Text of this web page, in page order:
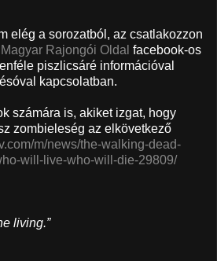
elég a sorozatból, az csatlakozzon
Rajongói Oldal facebook-os
piszlicsáré információval
kapcsolatban.
számára is, akiket izgat, hogy
zombieleség az elkövetkező
m/news/the-walking-dead-
will-live-who-will-die-29809/
living.”